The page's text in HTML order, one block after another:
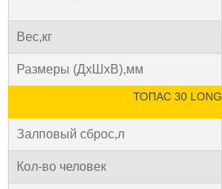
Вес,кг
Размеры (ДхШхВ),мм
ТОПАС 30 LONG
Залповый сброс,л
Кол-во человек